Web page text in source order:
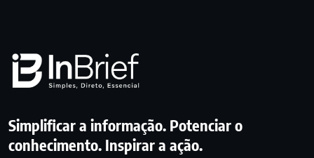
Simplificar a informação. Potenciar o
conhecimento. Inspirar a ação.